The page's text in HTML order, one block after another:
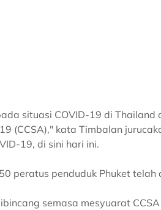
situasi COVID-19 di
(CCSA)," kata Timbalan
19, di sini hari ini.
peratus penduduk Phuket telah
semasa mesyuarat